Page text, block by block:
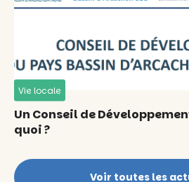
Vie locale
Un Conseil de
quoi ?
Voir toutes les